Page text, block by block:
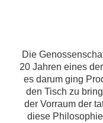
Die
20 Jahren eines
es darum ging
den Tisch zu
der Vorraum der
diese